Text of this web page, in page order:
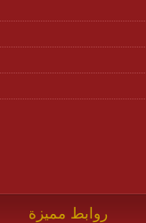
روابط مميزة